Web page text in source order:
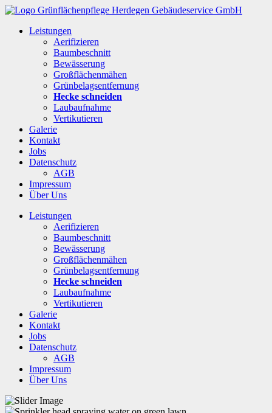
Leistungen
Aerifizieren
Baumbeschnitt
Bewässerung
Großflächenmähen
Grünbelagsentfernung
Hecke schneiden
Laubaufnahme
Vertikutieren
Galerie
Kontakt
Jobs
Datenschutz
AGB
Impressum
Über Uns
Leistungen
Aerifizieren
Baumbeschnitt
Bewässerung
Großflächenmähen
Grünbelagsentfernung
Hecke schneiden
Laubaufnahme
Vertikutieren
Galerie
Kontakt
Jobs
Datenschutz
AGB
Impressum
Über Uns